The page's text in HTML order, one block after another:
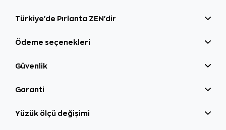
Türkiye'de Pırlanta ZEN'dir
Ödeme seçenekleri
Güvenlik
Garanti
Yüzük ölçü değişimi